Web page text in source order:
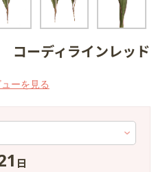
コーディラインレッド
日
ーを見る